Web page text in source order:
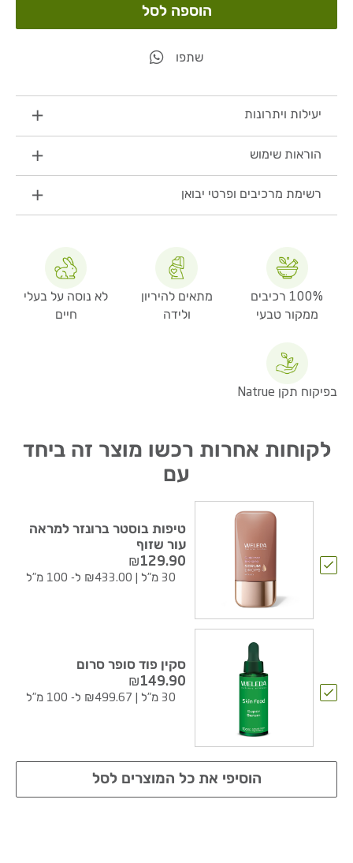
הוספה לסל
שתפו
יעילות ויתרונות
הוראות שימוש
רשימת מרכיבים ופרטי יבואן
100% רכיבים
ממקור טבעי
מתאים להיריון
ולידה
לא נוסה על בעלי
חיים
בפיקוח תקן Natrue
לקוחות אחרות רכשו מוצר זה ביחד
עם
טיפות בוסטר ברונזר למראה
עור שזוף
₪129.90
30 מ"ל ₪433.00 ל- 100 מ"ל
סקין פוד סופר סרום
₪149.90
30 מ"ל ₪499.67 ל- 100 מ"ל
הוסיפי את כל המוצרים לסל